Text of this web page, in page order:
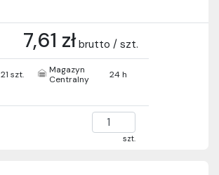
7,61 zł brutto / szt.
21 szt.
Magazyn
Centralny
24 h
szt.